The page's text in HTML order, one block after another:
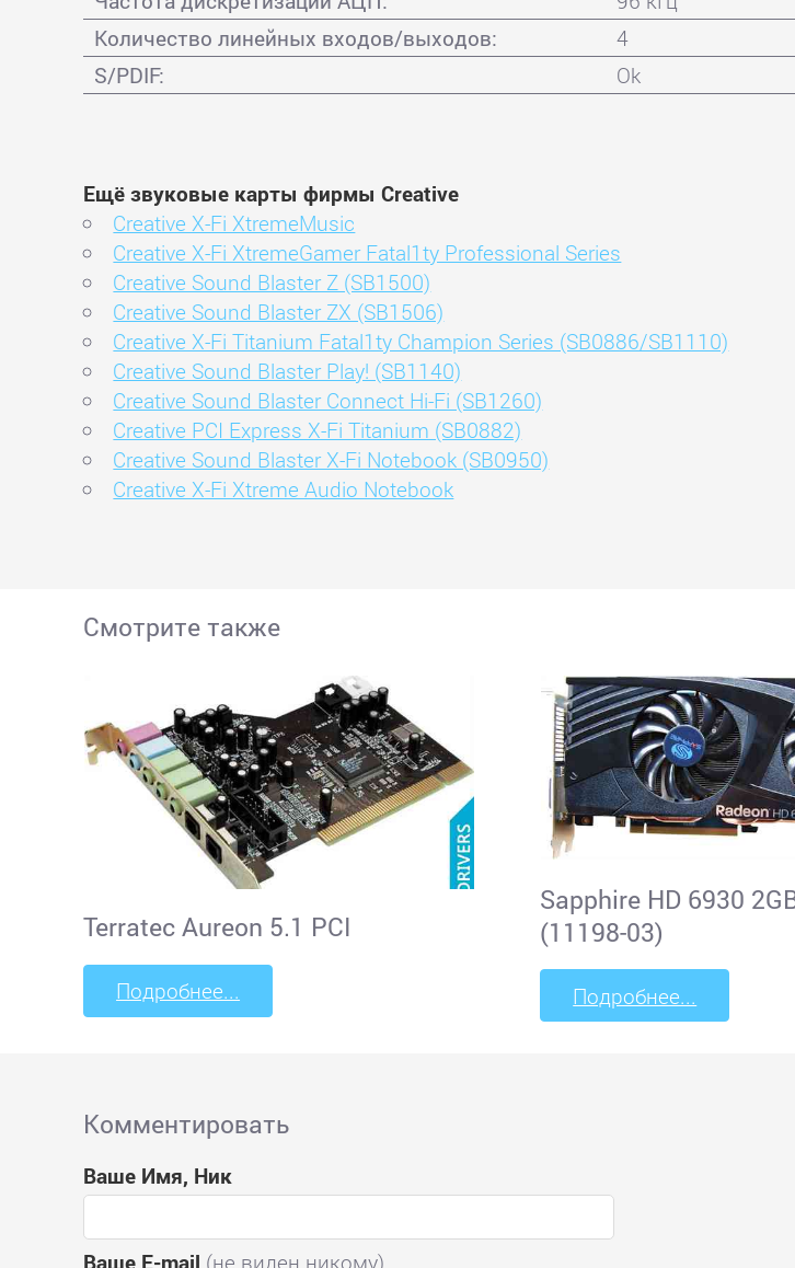
Количество линейных входов/выходов:
4
S/PDIF:
Ok
Ещё звуковые карты фирмы Creative
Creative X-Fi XtremeMusic
Creative X-Fi XtremeGamer Fatal1ty Professional Series
Creative Sound Blaster Z (SB1500)
Creative Sound Blaster ZX (SB1506)
Creative X-Fi Titanium Fatal1ty Champion Series (SB0886/SB1110)
Creative Sound Blaster Play! (SB1140)
Creative Sound Blaster Connect Hi-Fi (SB1260)
Creative PCI Express X-Fi Titanium (SB0882)
Creative Sound Blaster X-Fi Notebook (SB0950)
Creative X-Fi Xtreme Audio Notebook
Смотрите также
Terratec Aureon 5.1 PCI
Подробнее...
Sapphire HD 6930
(11198-03)
Подробнее...
Комментировать
Ваше Имя, Ник
Ваше E-mail (не виден никому)